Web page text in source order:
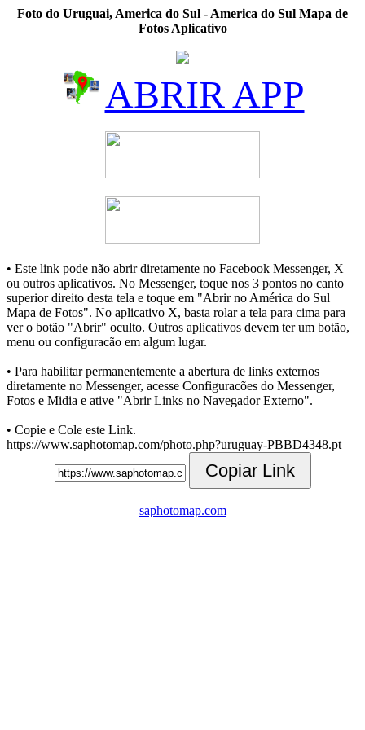
Foto do Uruguai, America do Sul - America do Sul Mapa de
Fotos Aplicativo
ABRIR APP
• Este link pode não abrir diretamente no Facebook Messenger, X
ou outros aplicativos. No Messenger, toque nos 3 pontos no canto
superior direito desta tela e toque em "Abrir no América do Sul
Mapa de Fotos". No aplicativo X, basta rolar a tela para cima para
ver o botão "Abrir" oculto. Outros aplicativos devem ter um botão,
menu ou configuracão em algum lugar.
• Para habilitar permanentemente a abertura de links externos
diretamente no Messenger, acesse Configuracões do Messenger,
Fotos e Midia e ative "Abrir Links no Navegador Externo".
• Copie e Cole este Link.
https://www.saphotomap.com/photo.php?uruguay-PBBD4348.pt
Copiar Link
saphotomap.com